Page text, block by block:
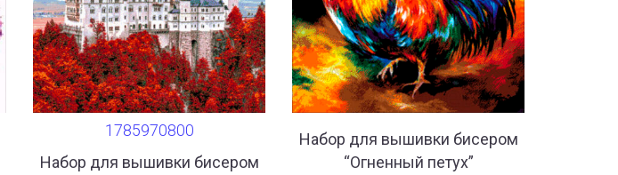
1785970800
Набор для вышивки бисером
Набор для вышивки бисером
“Огненный петух”